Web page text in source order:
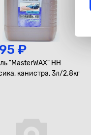
₽
"MasterWAX" НН
канистра, 3л/2.8кг